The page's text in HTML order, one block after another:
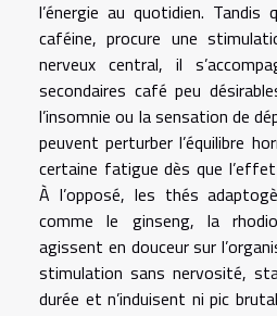
l’énergie au quotidien.
caféine, procure une
nerveux central, il
secondaires café peu
l’insomnie ou la sensation de
peuvent perturber l’équilibre
certaine fatigue dès que
À l’opposé, les thés
comme le ginseng, la
agissent en douceur sur
stimulation sans nervosité,
durée et n’induisent ni pic